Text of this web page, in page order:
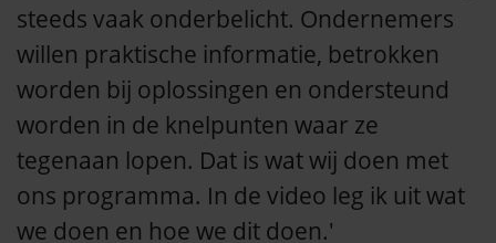
steeds vaak onderbelicht. Ondernemers
willen praktische informatie, betrokken
worden bij oplossingen en ondersteund
worden in de knelpunten waar ze
tegenaan lopen. Dat is wat wij doen met
ons programma. In de video leg ik uit wat
we doen en hoe we dit doen.'